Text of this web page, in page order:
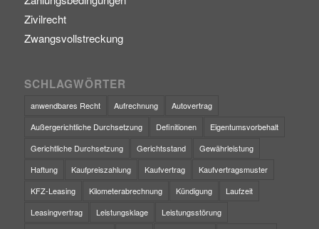
Zivilrecht
Zwangsvollstreckung
SCHLAGWÖRTER
anwendbares Recht Aufrechnung
Autovertrag
Außergerichtliche Durchsetzung
Definitionen
Eigentumsvorbehalt
Gerichtliche Durchsetzung
Gerichtsstand
Gewährleistung
Haftung
Kaufpreiszahlung Kaufvertrag
Kaufvertragsmuster
KFZ-Leasing
Kilometerabrechnung Kündigung
Laufzeit
Leasingvertrag
Leistungsklage
Leistungsstörung